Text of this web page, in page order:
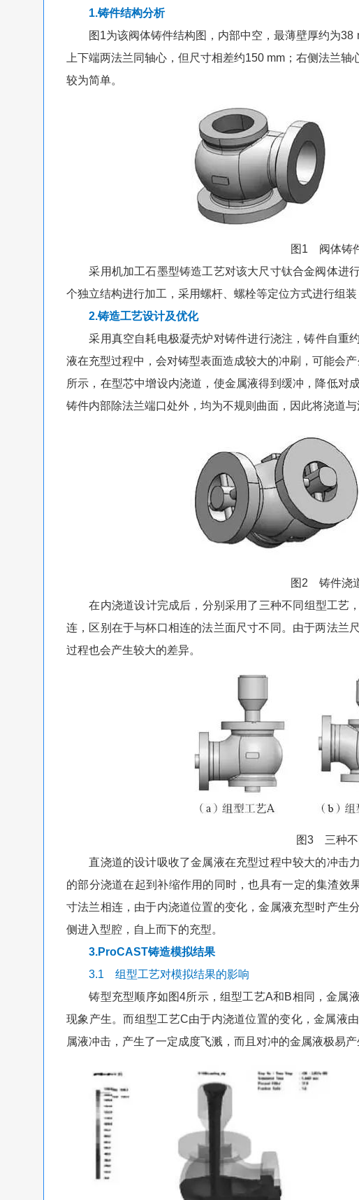
1.铸件结构分析
图1为该阀体铸件结构图，内部中空，最薄壁厚约为38
上下端两法兰同轴心，但尺寸相差约150 mm；右侧法兰
较为简单。
图1
阀体铸
采用机加工石墨型铸造工艺对该大尺寸钛合金阀体进
个独立结构进行加工，采用螺杆、螺栓等定位方式进行组装
2.铸造工艺设计及优化
采用真空自耗电极凝壳炉对铸件进行浇注，铸件自重
液在充型过程中，会对铸型表面造成较大的冲刷，可能会
所示，在型芯中增设内浇道，使金属液得到缓冲，降低对
铸件内部除法兰端口处外，均为不规则曲面，因此将浇道
图2 铸件浇
在内浇道设计完成后，分别采用了三种不同组型工艺
连，区别在于与杯口相连的法兰面尺寸不同。由于两法兰
过程也会产生较大的差异。
图3 三种不
直浇道的设计吸收了金属液在充型过程中较大的冲击
的部分浇道在起到补缩作用的同时，也具有一定的集渣效
寸法兰相连，由于内浇道位置的变化，金属液充型时产生
侧进入型腔，自上而下的充型。
3.ProCAST铸造模拟结果
3.1 组型工艺对模拟结果的影响
铸型充型顺序如图4所示，组型工艺A和B相同，金属
现象产生。而组型工艺C由于内浇道位置的变化，金属液
属液冲击，产生了一定成度飞溅，而且对冲的金属液极易产